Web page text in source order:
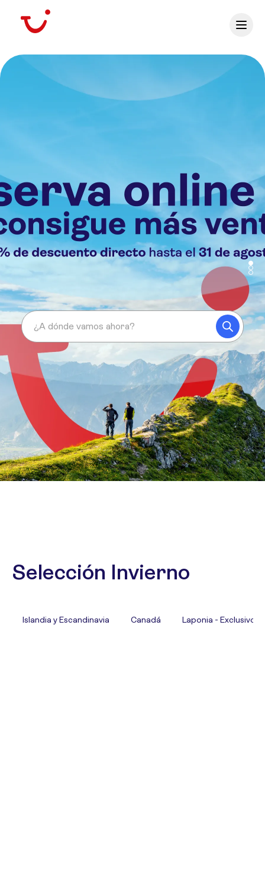
¿A dónde vamos ahora?
Selección Invierno
Islandia y Escandinavia Canadá Laponia - Exclusivo